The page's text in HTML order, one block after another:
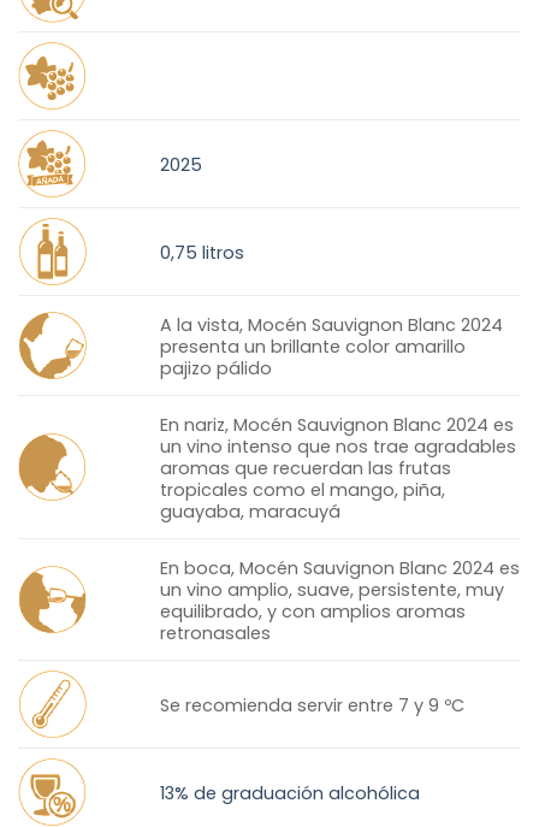
2025
0,75 litros
A la vista, Mocén Sauvignon Blanc 2024
presenta un brillante color amarillo
pajizo pálido
En nariz, Mocén Sauvignon Blanc 2024 es
un vino intenso que nos trae agradables
aromas que recuerdan las frutas
tropicales como el mango, piña,
guayaba, maracuyá
En boca, Mocén Sauvignon Blanc 2024 es
un vino amplio, suave, persistente, muy
equilibrado, y con amplios aromas
retronasales
Se recomienda servir entre 7 y 9 ºC
13% de graduación alcohólica